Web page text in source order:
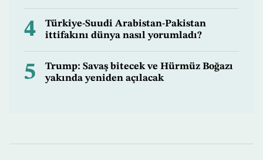
4
Türkiye-Suudi Arabistan-Pakistan
ittifakını dünya nasıl yorumladı?
5
Trump: Savaş bitecek ve Hürmüz Boğazı
yakında yeniden açılacak